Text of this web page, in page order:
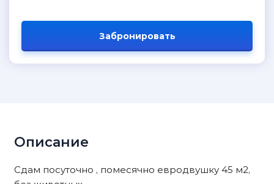
Забронировать
Описание
Сдам посуточно , помесячно евродвушку 45 м2,